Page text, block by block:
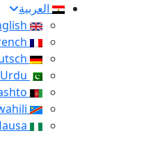
العربية